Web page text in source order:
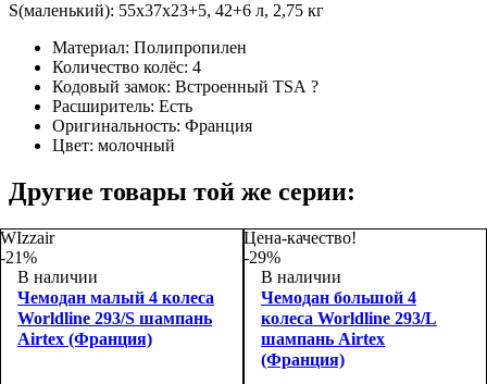
S(маленький): 55x37x23+5, 42+6 л, 2,75 кг
Материал: Полипропилен
Количество колёс: 4
Кодовый замок: Встроенный TSA ?
Расширитель: Есть
Оригинальность: Франция
Цвет: молочный
Другие товары той же серии:
WIzzair
-21%
В наличии
Чемодан малый 4 колеса
Worldline 293/S шампань
Airtex (Франция)
Цена-качество!
-29%
В наличии
Чемодан большой 4
колеса Worldline 293/L
шампань Airtex
(Франция)